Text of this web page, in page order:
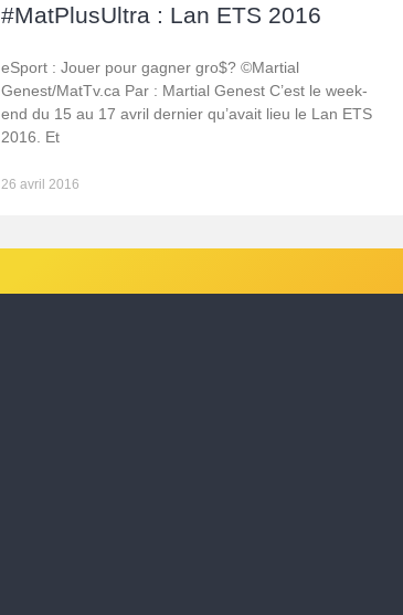
#MatPlusUltra : Lan ETS 2016
eSport : Jouer pour gagner gro$? ©Martial
Genest/MatTv.ca Par : Martial Genest C’est le week-
end du 15 au 17 avril dernier qu’avait lieu le Lan ETS
2016. Et
26 avril 2016